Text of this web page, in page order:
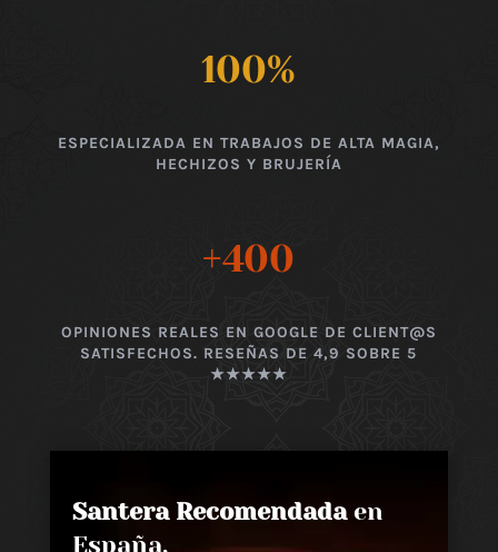
100%
ESPECIALIZADA EN TRABAJOS DE ALTA MAGIA,
HECHIZOS Y BRUJERÍA
+400
OPINIONES REALES EN GOOGLE DE CLIENT@S
SATISFECHOS. RESEÑAS DE 4,9 SOBRE 5
★★★★★
Santera Recomendadaen
España,